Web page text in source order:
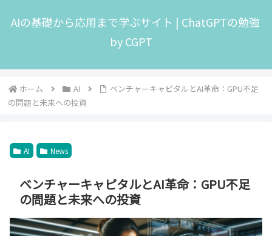
AIの基礎から応用まで学ぶサイト | ChatGPTの勉強
by CGPT
ホーム AI
ベンチャーキャピタルとAI革命：GPU不足
の問題と未来への投資
AI News
ベンチャーキャピタルとAI革命：GPU不足
の問題と未来への投資